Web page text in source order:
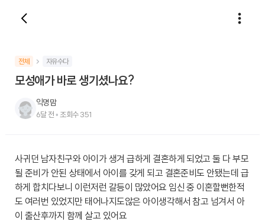
전체 자유수다
모성애가 바로 생기셨나요?
익명맘
6달 전 • 조회수351
사귀던 남자친구와 아이가 생겨 급하게 결혼하게 되었고 둘 다 부모
될 준비가 안된 상태에서 아이를 갖게 되고 결혼준비도 안됐는데 급
하게 합치다보니 이런저런 갈등이 많았어요 임신 중 이혼할뻔한적
도 여러번 있었지만 태어나지도않은 아이생각해서 참고 넘겨서 아
이 출산후까지 함께 살고 있어요